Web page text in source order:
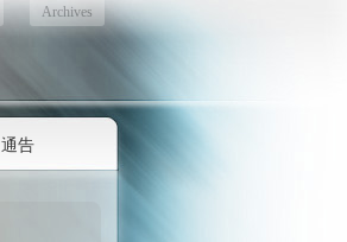
Archives
通告